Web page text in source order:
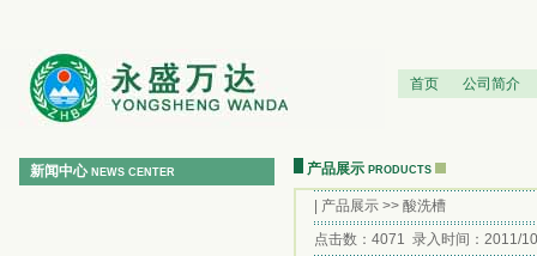
首页 公司简介
新闻中心 NEWS CENTER 产品展示 PRODUCTS
产品展示>> 酸洗槽
点击数：4071 录入时间：2011/